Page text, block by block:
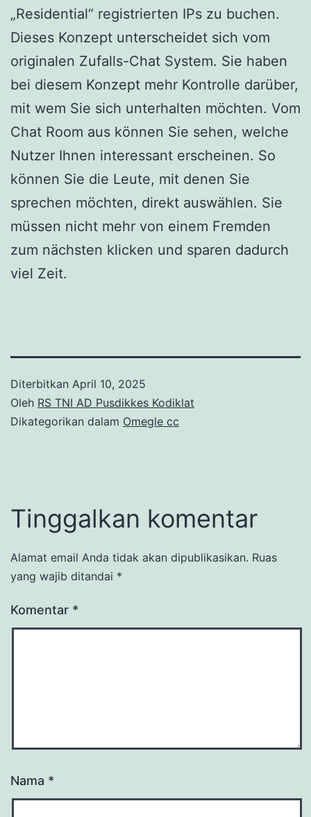
„Residential“ registrierten IPs zu buchen.
Dieses Konzept unterscheidet sich vom
originalen Zufalls-Chat System. Sie haben
bei diesem Konzept mehr Kontrolle darüber,
mit wem Sie sich unterhalten möchten. Vom
Chat Room aus können Sie sehen, welche
Nutzer Ihnen interessant erscheinen. So
können Sie die Leute, mit denen Sie
sprechen möchten, direkt auswählen. Sie
müssen nicht mehr von einem Fremden
zum nächsten klicken und sparen dadurch
viel Zeit.
Diterbitkan April 10, 2025
Oleh RS TNI AD Pusdikkes Kodiklat
Dikategorikan dalam Omegle cc
Tinggalkan komentar
Alamat email Anda tidak akan dipublikasikan. Ruas
yang wajib ditandai *
Komentar *
Nama *